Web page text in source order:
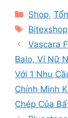
Shop,
Tags
Bitexshop
Vascara
Balo, Ví Nữ
Với 1 Nhu
Chính Mình
Chép Của